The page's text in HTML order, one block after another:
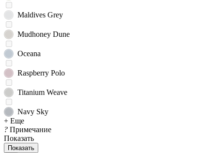
Maldives Grey
Mudhoney Dune
Oceana
Raspberry Polo
Titanium Weave
Navy Sky
+ Еще
? Примечание
Показать
Показать